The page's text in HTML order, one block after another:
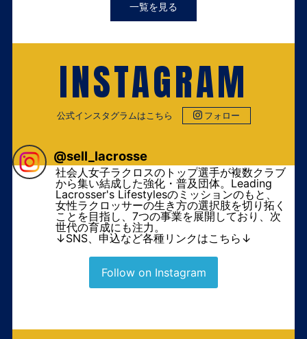
一覧を見る
INSTAGRAM
公式インスタグラムはこちら フォロー
@sell_lacrosse
社会人女子ラクロスのトップ選手が複数クラブ
から集い結成した強化・普及団体。Leading
Lacrosser's Lifestylesのミッションのもと、
女性ラクロッサーの生き方の選択肢を切り拓く
ことを目指し、7つの事業を展開しており、次
世代の育成にも注力。
↓SNS、申込など各種リンクはこちら↓
Follow on Instagram